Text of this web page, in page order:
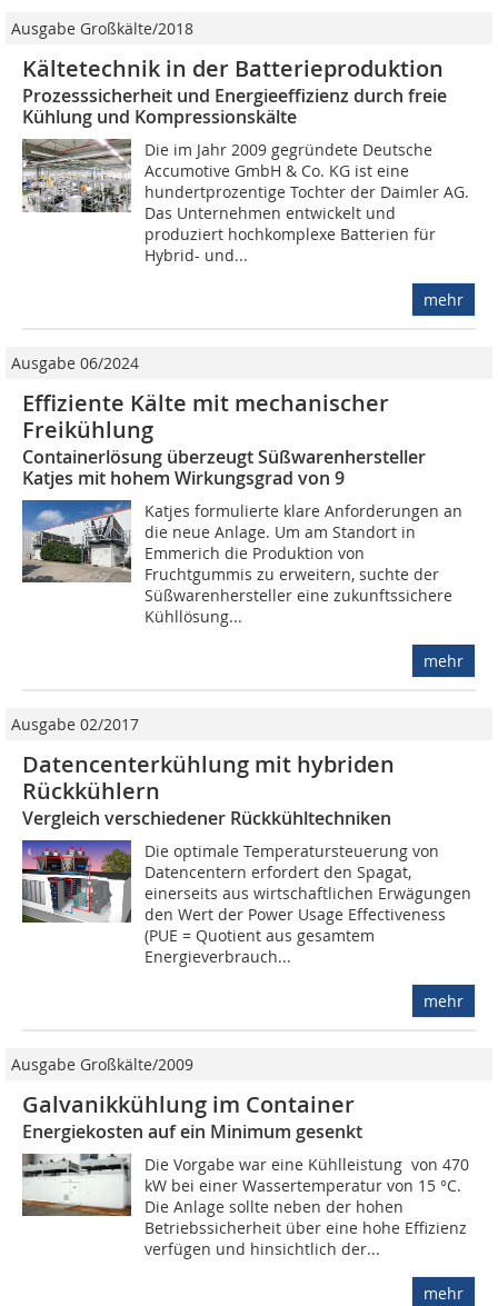
Ausgabe Großkälte/2018
Kältetechnik in der Batterieproduktion
Prozesssicherheit und Energieeffizienz durch freie
Kühlung und Kompressionskälte
Die im Jahr 2009 gegründete Deutsche
Accumotive GmbH & Co. KG ist eine
hundertprozentige Tochter der Daimler AG.
Das Unternehmen entwickelt und
produziert hochkomplexe Batterien für
Hybrid- und...
mehr
Ausgabe 06/2024
Effiziente Kälte mit mechanischer
Freikühlung
Containerlösung überzeugt Süßwarenhersteller
Katjes mit hohem Wirkungsgrad von 9
Katjes formulierte klare Anforderungen an
die neue Anlage. Um am Standort in
Emmerich die Produktion von
Fruchtgummis zu erweitern, suchte der
Süßwarenhersteller eine zukunftssichere
Kühllösung...
mehr
Ausgabe 02/2017
Datencenterkühlung mit hybriden
Rückkühlern
Vergleich verschiedener Rückkühltechniken
Die optimale Temperatursteuerung von
Datencentern erfordert den Spagat,
einerseits aus wirtschaftlichen Erwägungen
den Wert der Power Usage Effectiveness
(PUE = Quotient aus gesamtem
Energieverbrauch...
mehr
Ausgabe Großkälte/2009
Galvanikkühlung im Container
Energiekosten auf ein Minimum gesenkt
Die Vorgabe war eine Kühlleistung von 470
kW bei einer Wassertemperatur von 15 °C.
Die Anlage sollte neben der hohen
Betriebssicherheit über eine hohe Effizienz
verfügen und hinsichtlich der...
mehr